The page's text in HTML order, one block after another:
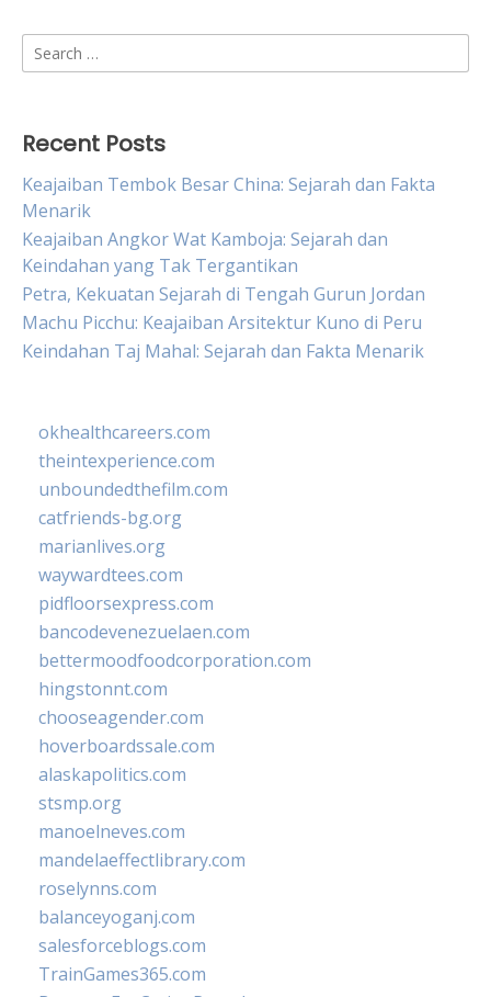
Search
for:
Recent Posts
Keajaiban Tembok Besar China: Sejarah dan Fakta
Menarik
Keajaiban Angkor Wat Kamboja: Sejarah dan
Keindahan yang Tak Tergantikan
Petra, Kekuatan Sejarah di Tengah Gurun Jordan
Machu Picchu: Keajaiban Arsitektur Kuno di Peru
Keindahan Taj Mahal: Sejarah dan Fakta Menarik
okhealthcareers.com
theintexperience.com
unboundedthefilm.com
catfriends-bg.org
marianlives.org
waywardtees.com
pidfloorsexpress.com
bancodevenezuelaen.com
bettermoodfoodcorporation.com
hingstonnt.com
chooseagender.com
hoverboardssale.com
alaskapolitics.com
stsmp.org
manoelneves.com
mandelaeffectlibrary.com
roselynns.com
balanceyoganj.com
salesforceblogs.com
TrainGames365.com